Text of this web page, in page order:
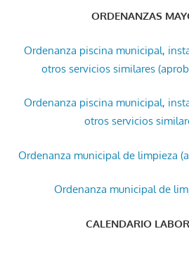
ORDENANZAS
Ordenanza piscina municipal,
otros servicios similares
Ordenanza piscina municipal,
otros servicios
Ordenanza municipal de limpieza
Ordenanza municipal de
CALENDARIO